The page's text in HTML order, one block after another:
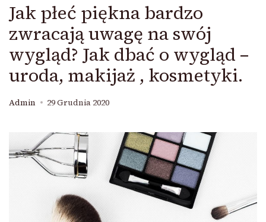
Jak płeć piękna bardzo
zwracają uwagę na swój
wygląd? Jak dbać o wygląd –
uroda, makijaż , kosmetyki.
Admin 29 Grudnia 2020